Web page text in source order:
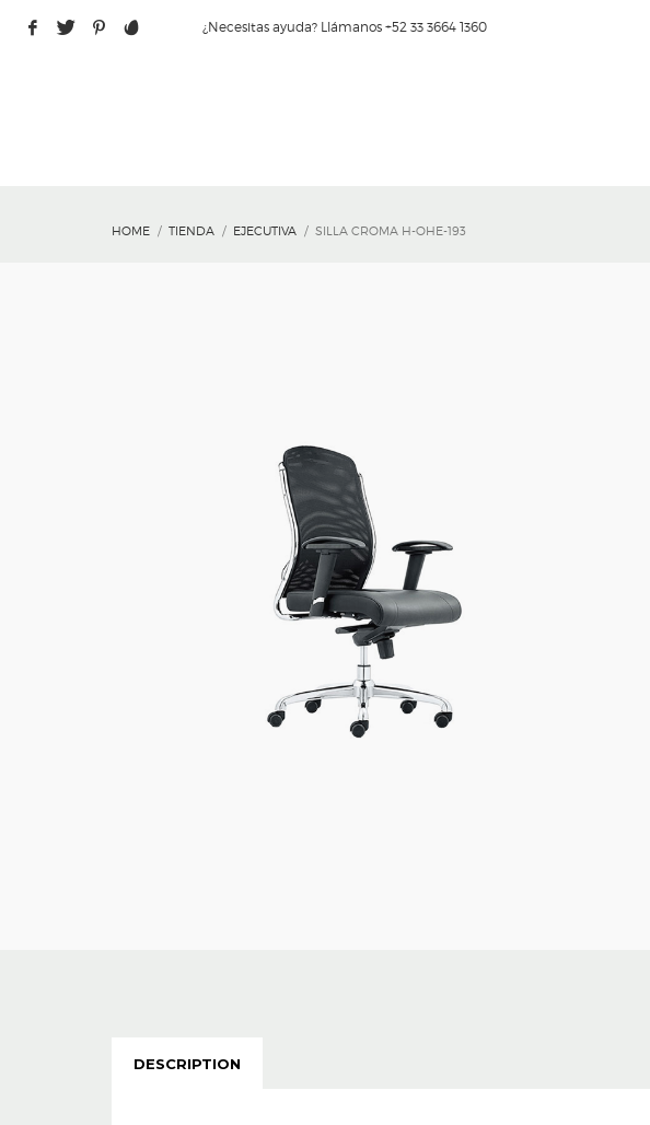
¿Necesitas ayuda? Llámanos +52 33 3664 1360
HOME TIENDA EJECUTIVA SILLA CROMA H-OHE-193
DESCRIPTION